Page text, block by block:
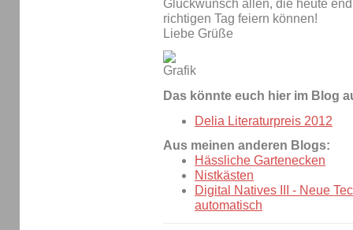
Glückwunsch allen, die heute
richtigen Tag feiern können!
Liebe Grüße
Das könnte euch hier im Blog
Delia Literaturpreis 2012
Aus meinen anderen Blogs:
Hässliche Gartenecken
Nistkästen
Digital Natives III - Neue
automatisch